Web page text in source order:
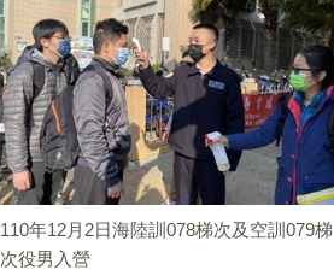
110年12月2日海陸訓078梯次及空訓079梯
次役男入營